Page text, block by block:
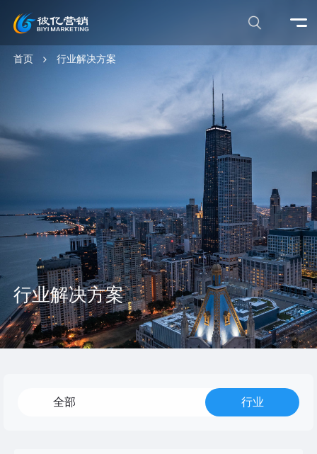
首页 行业解决方案
行业解决方案
全部 行业